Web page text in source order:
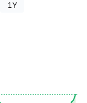
1Y